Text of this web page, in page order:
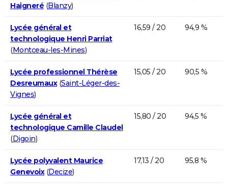
Haigneré (Blanzy)
Lycée général et
technologique Henri Parriat
(Montceau-les-Mines)
16,59 / 20 94,9 %
Lycée professionnel Thérèse
Desreumaux(Saint-Léger-des-
Vignes)
15,05 / 20 90,5 %
Lycée général et
technologique Camille Claudel
(Digoin)
15,80 / 20 94,5 %
Lycée polyvalent Maurice
Genevoix(Decize)
17,13 / 20 95,8 %